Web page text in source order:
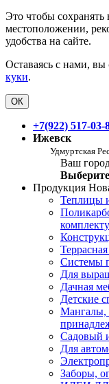
Это чтобы
местоположении,
удобства на сайте.
Оставаясь с нами, вы
куки.
ОК
+7(922) 517-03-
Ижевск
Удмуртская
Ваш
Продукция
Теплицы
Системы
Для
Дачная
Детские
Мангалы,
Садовый
Для
Заборы,